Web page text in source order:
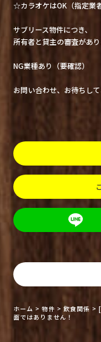
☆カラオケはOK（指定業者
サブリース物件につき、
所有者と貸主の審査があり
NG業種あり（要確認）
お問い合わせ、お待ちして
ホーム >物件 >飲食関係 >
面ではありません！